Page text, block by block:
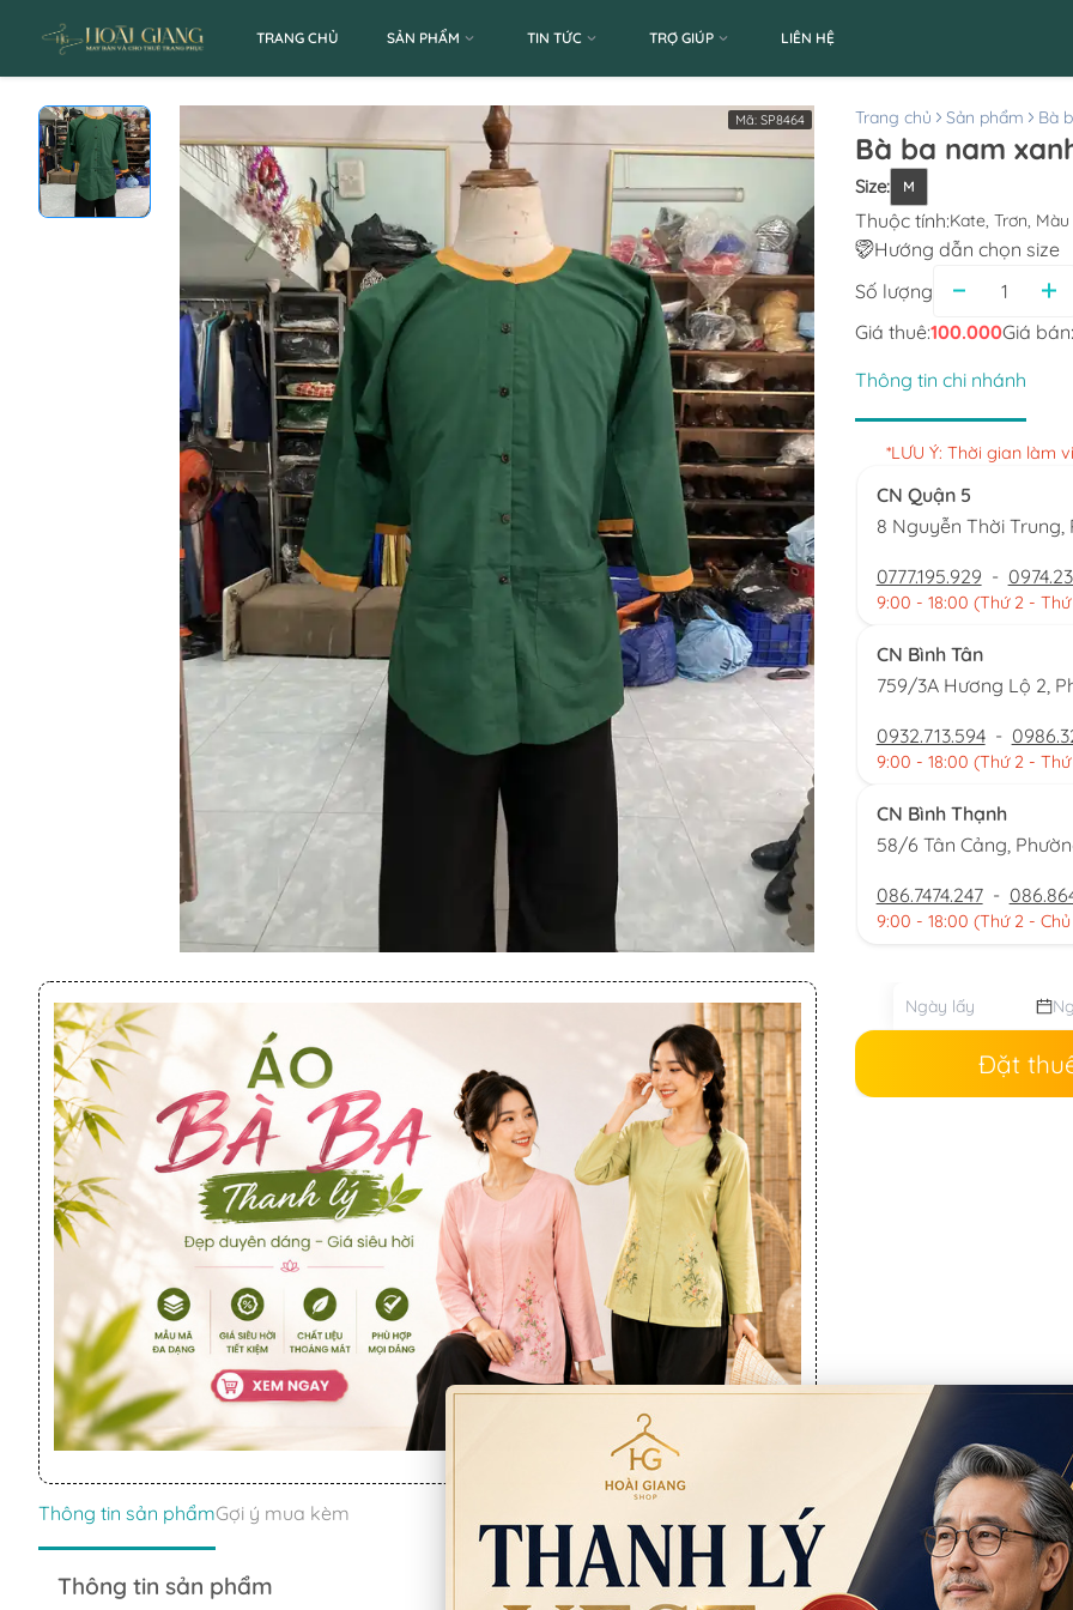
TRANG CHỦ SẢN PHẨM TIN TỨC TRỢ GIÚP LIÊN HỆ
Mã: SP8464
Thông tin sản phẩmGợi ý mua kèm
Thông tin sản phẩm
Trang chủ Sản phẩm Bà
Bà ba nam
Size: M
Thuộc tính:Kate, Trơn,
Hướng dẫn chọn size
Số lượng
Giá thuê:100.000Giá bán:
Thông tin chi nhánh
*LƯU Ý: Thời gian làm
CN Quận 5
8 Nguyễn Thời Trung,
0777.195.929 -
9:00 - 18:00 (Thứ 2 - Thứ
CN Bình Tân
759/3A Hương Lộ 2,
0932.713.594 -
9:00 - 18:00 (Thứ 2 - Thứ
CN Bình Thạnh
58/6 Tân Cảng,
086.7474.247 -
9:00 - 18:00 (Thứ 2 -
Đặt